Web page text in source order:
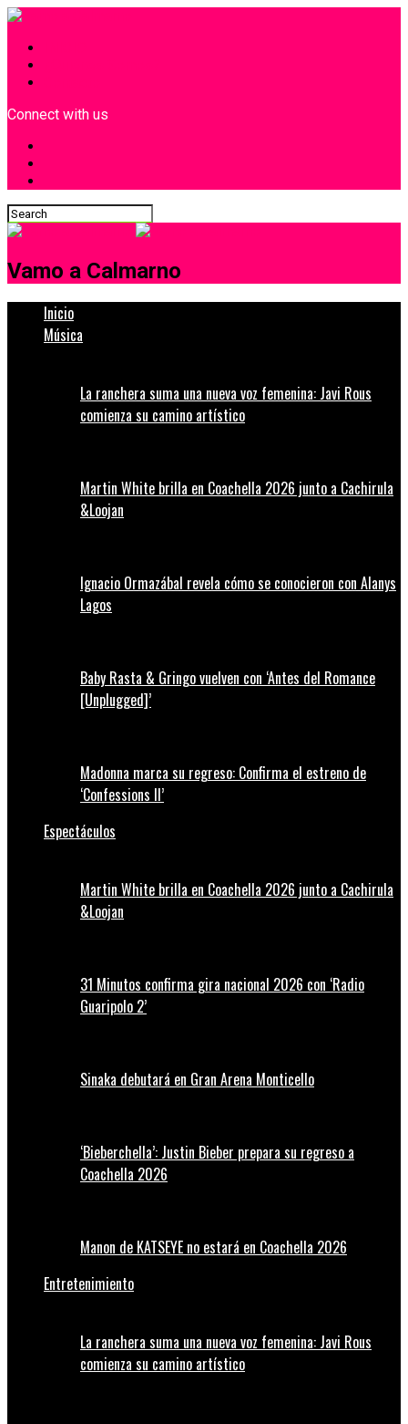
Connect with us
Vamo a Calmarno
Inicio
Música
La ranchera suma una nueva voz femenina: Javi Rous
comienza su camino artístico
Martin White brilla en Coachella 2026 junto a Cachirula
&Loojan
Ignacio Ormazábal revela cómo se conocieron con Alanys
Lagos
Baby Rasta & Gringo vuelven con ‘Antes del Romance
[Unplugged]’
Madonna marca su regreso: Confirma el estreno de
‘Confessions II’
Espectáculos
Martin White brilla en Coachella 2026 junto a Cachirula
&Loojan
31 Minutos confirma gira nacional 2026 con ‘Radio
Guaripolo 2’
Sinaka debutará en Gran Arena Monticello
‘Bieberchella’: Justin Bieber prepara su regreso a
Coachella 2026
Manon de KATSEYE no estará en Coachella 2026
Entretenimiento
La ranchera suma una nueva voz femenina: Javi Rous
comienza su camino artístico